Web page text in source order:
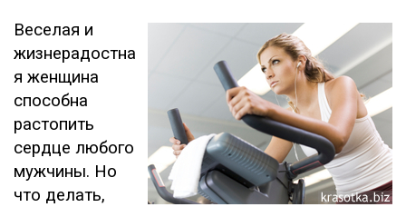
Веселая и
жизнерадостна
я женщина
способна
растопить
сердце любого
мужчины. Но
что делать,